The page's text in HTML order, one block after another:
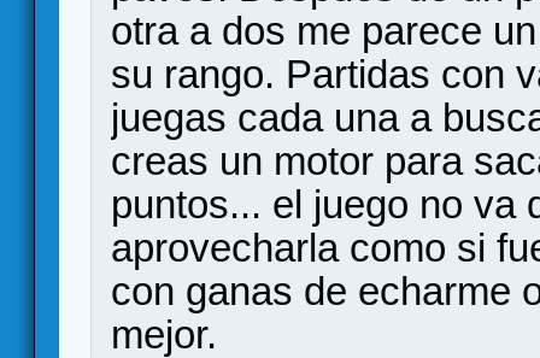
otra a dos me parece
su rango. Partidas con
juegas cada una a
creas un motor para
puntos... el juego no va
aprovecharla como si
con ganas de echarme
mejor.